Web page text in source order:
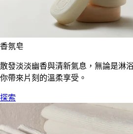
香氛皂
散發淡淡幽香與清新氣息，無論是淋
你帶來片刻的溫柔享受。
探索